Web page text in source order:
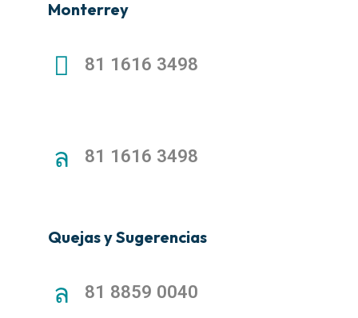
Monterrey
81 1616 3498
81 1616 3498
Quejas y Sugerencias
81 8859 0040